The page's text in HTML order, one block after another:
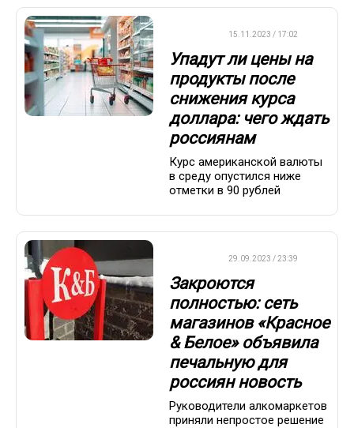
15.11.2023 / 17:02
Упадут ли цены на
продукты после
снижения курса
доллара: чего ждать
россиянам
Курс американской валюты
в среду опустился ниже
отметки в 90 рублей
29.09.2023 / 23:39
Закроются
полностью: сеть
магазинов «Красное
& Белое» объявила
печальную для
россиян новость
Руководители алкомаркетов
приняли непростое решение